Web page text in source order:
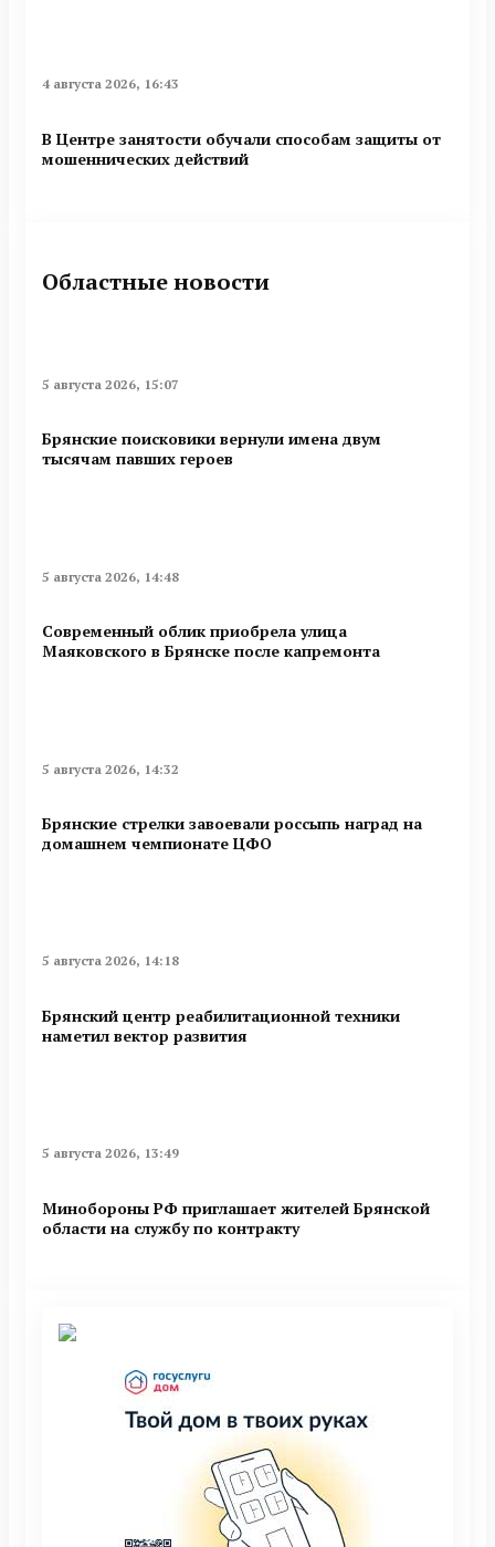
4 августа 2026, 16:43
В Центре занятости обучали способам защиты от
мошеннических действий
Областные новости
5 августа 2026, 15:07
Брянские поисковики вернули имена двум
тысячам павших героев
5 августа 2026, 14:48
Современный облик приобрела улица
Маяковского в Брянске после капремонта
5 августа 2026, 14:32
Брянские стрелки завоевали россыпь наград на
домашнем чемпионате ЦФО
5 августа 2026, 14:18
Брянский центр реабилитационной техники
наметил вектор развития
5 августа 2026, 13:49
Минобoроны РФ приглaшaет житeлeй Брянской
области на службу по контракту